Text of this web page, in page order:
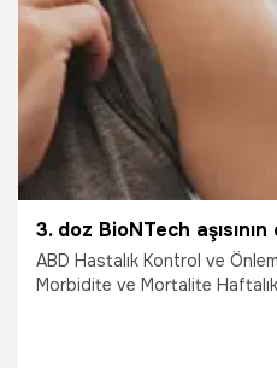
6.03.2022 Gündem
ABD Hastalık Kontrol ve
Morbidite ve Mortalite